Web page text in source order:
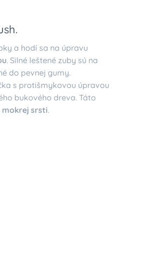
a hodí sa na úpravu
. Silné leštené zuby sú na
do pevnej gumy.
s protišmykovou úpravou
bukového dreva. Táto
srsti.